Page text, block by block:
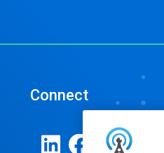
Connect